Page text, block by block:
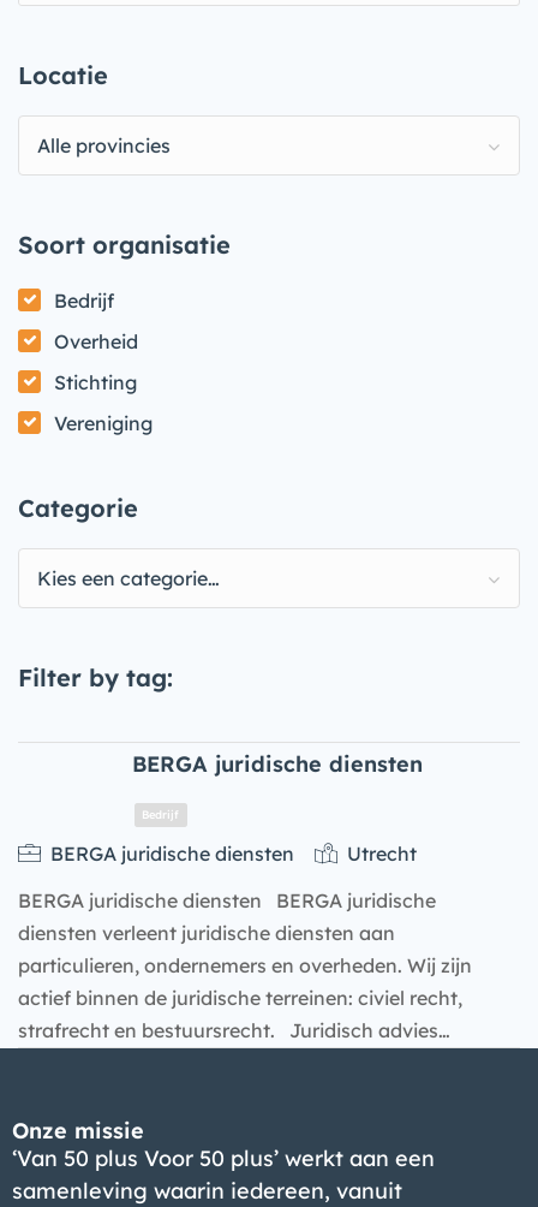
Locatie
Alle provincies
Soort organisatie
Bedrijf
Overheid
Stichting
Vereniging
Categorie
Kies een categorie…
Filter by tag:
BERGA juridische diensten
BERGA juridische diensten
Utrecht
BERGA juridische diensten BERGA juridische
diensten verleent juridische diensten aan
particulieren, ondernemers en overheden. Wij zijn
actief binnen de juridische terreinen: civiel recht,
strafrecht en bestuursrecht. Juridisch advies…
Onze missie
‘Van 50 plus Voor 50 plus’ werkt aan een
samenleving waarin iedereen, vanuit